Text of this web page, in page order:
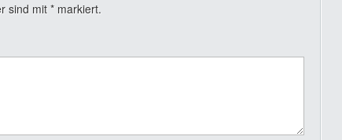
sind mit * markiert.